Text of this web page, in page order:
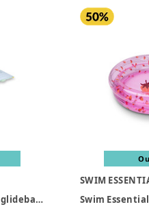
Swim Essentials Vandglidebane 550 cm - Crocodile
SWIM